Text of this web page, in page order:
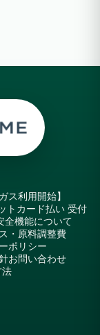
ス利用開始】
トカード払い 受付
全機能について
・原料調整費
ポリシー
お問い合わせ
法